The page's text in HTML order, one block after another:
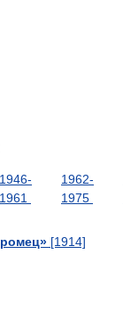
1946-
1961
1962-
1975
[1914]